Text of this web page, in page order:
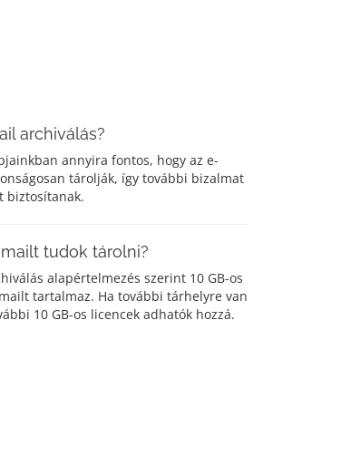
archiválás?
annyira fontos, hogy az e-
tárolják, így további bizalmat
biztosítanak.
tudok tárolni?
alapértelmezés szerint 10 GB-os
tartalmaz. Ha további tárhelyre van
10 GB-os licencek adhatók hozzá.